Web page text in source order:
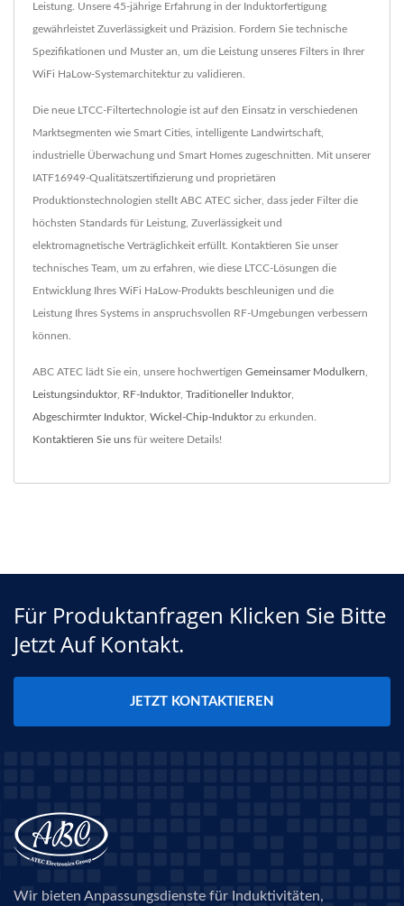
Leistung. Unsere 45-jährige Erfahrung in der Induktorfertigung
gewährleistet Zuverlässigkeit und Präzision. Fordern Sie technische
Spezifikationen und Muster an, um die Leistung unseres Filters in Ihrer
WiFi HaLow-Systemarchitektur zu validieren.
Die neue LTCC-Filtertechnologie ist auf den Einsatz in verschiedenen
Marktsegmenten wie Smart Cities, intelligente Landwirtschaft,
industrielle Überwachung und Smart Homes zugeschnitten. Mit unserer
IATF16949-Qualitätszertifizierung und proprietären
Produktionstechnologien stellt ABC ATEC sicher, dass jeder Filter die
höchsten Standards für Leistung, Zuverlässigkeit und
elektromagnetische Verträglichkeit erfüllt. Kontaktieren Sie unser
technisches Team, um zu erfahren, wie diese LTCC-Lösungen die
Entwicklung Ihres WiFi HaLow-Produkts beschleunigen und die
Leistung Ihres Systems in anspruchsvollen RF-Umgebungen verbessern
können.
ABC ATEC lädt Sie ein, unsere hochwertigen Gemeinsamer Modulkern,
Leistungsinduktor, RF-Induktor, Traditioneller Induktor,
Abgeschirmter Induktor, Wickel-Chip-Induktorzu erkunden.
Kontaktieren Sie uns für weitere Details!
Für Produktanfragen Klicken Sie Bitte
Jetzt Auf Kontakt.
JETZT KONTAKTIEREN
Wir bieten Anpassungsdienste für Induktivitäten,